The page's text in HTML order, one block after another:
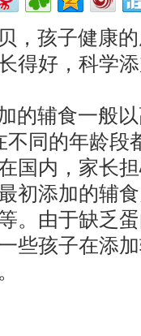
，孩子健康
得好，科学
的辅食一般
不同的年龄段
国内，家长
初添加的辅
。由于缺乏
些孩子在添